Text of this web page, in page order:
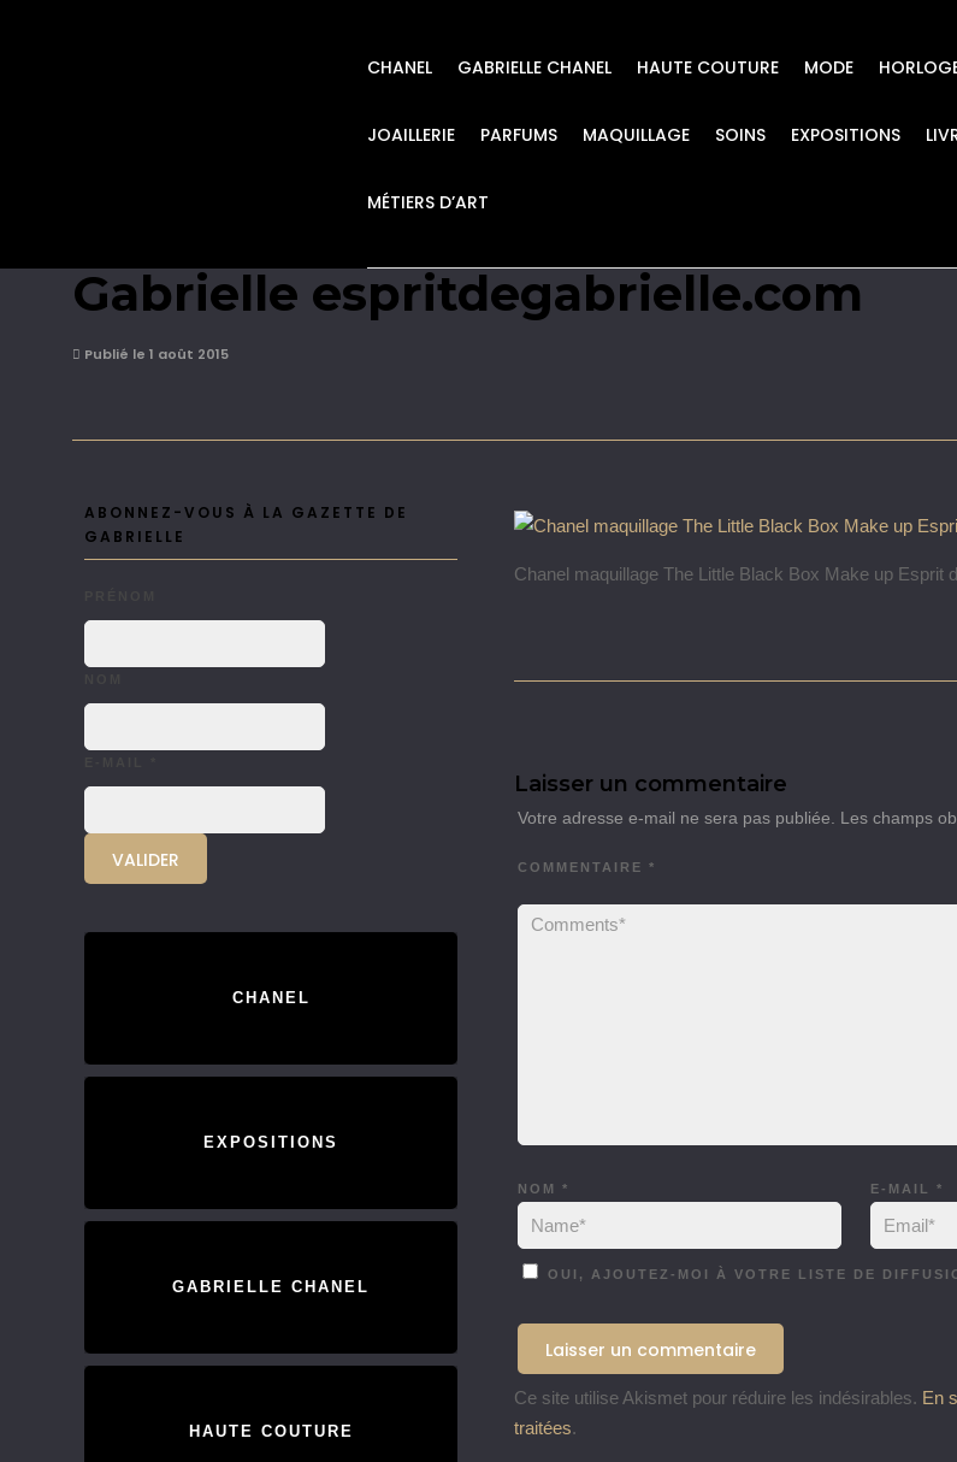
CHANEL GABRIELLE CHANEL HAUTE COUTURE MODE
JOAILLERIE PARFUMS MAQUILLAGE SOINS EXPOSITIONS
MÉTIERS D’ART
Gabrielle espritdegabrielle.com
Publié le 1 août 2015
Chanel maquillage The Little Black Box Make up Esprit
Laisser un commentaire
Votre adresse e-mail ne sera pas publiée. Les champs
COMMENTAIRE *
NOM * E-MAIL *
OUI, AJOUTEZ-MOI À VOTRE LISTE DE
Ce site utilise Akismet pour réduire les indésirables. En
traitées.
ABONNEZ-VOUS À LA GAZETTE DE
GABRIELLE
CHANEL
EXPOSITIONS
GABRIELLE CHANEL
HAUTE COUTURE